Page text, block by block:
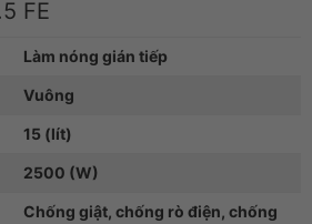
FE
Làm nóng gián tiếp
Vuông
15 (lít)
2500 (W)
Chống giật, chống rò điện, chống